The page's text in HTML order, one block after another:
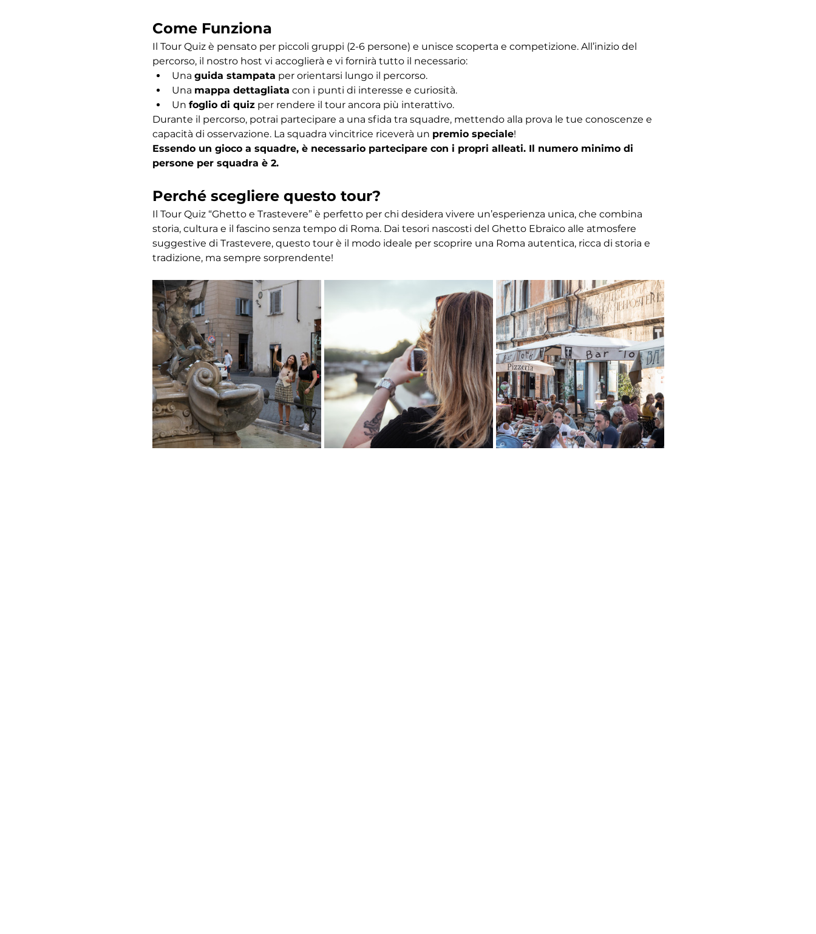
Come Funziona
Il Tour Quiz è pensato per piccoli gruppi (2-6 persone) e unisce scoperta e competizione. All’inizio del
percorso, il nostro host vi accoglierà e vi fornirà tutto il necessario:
Una guida stampata per orientarsi lungo il percorso.
Una mappa dettagliata con i punti di interesse e curiosità.
Un foglio di quiz per rendere il tour ancora più interattivo.
Durante il percorso, potrai partecipare a una sfida tra squadre, mettendo alla prova le tue conoscenze e
capacità di osservazione. La squadra vincitrice riceverà un premio speciale!
Essendo un gioco a squadre, è necessario partecipare con i propri alleati. Il numero minimo di
persone per squadra è 2.
Perché scegliere questo tour?
Il Tour Quiz “Ghetto e Trastevere” è perfetto per chi desidera vivere un’esperienza unica, che combina
storia, cultura e il fascino senza tempo di Roma. Dai tesori nascosti del Ghetto Ebraico alle atmosfere
suggestive di Trastevere, questo tour è il modo ideale per scoprire una Roma autentica, ricca di storia e
tradizione, ma sempre sorprendente!